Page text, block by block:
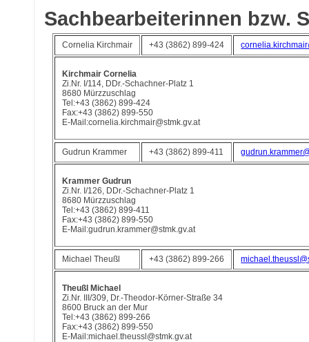
Sachbearbeiterinnen bzw.
Cornelia Kirchmair +43 (3862) 899-424
Kirchmair Cornelia
Zi.Nr. I/114, DDr.-Schachner-Platz 1
8680 Mürzzuschlag
Tel:+43 (3862) 899-424
Fax:+43 (3862) 899-550
E-Mail:cornelia.kirchmair@stmk.gv.at
Gudrun Krammer +43 (3862) 899-411
Krammer Gudrun
Zi.Nr. I/126, DDr.-Schachner-Platz 1
8680 Mürzzuschlag
Tel:+43 (3862) 899-411
Fax:+43 (3862) 899-550
E-Mail:gudrun.krammer@stmk.gv.at
Michael Theußl +43 (3862) 899-266
Theußl Michael
Zi.Nr. III/309, Dr.-Theodor-Körner-Straße 34
8600 Bruck an der Mur
Tel:+43 (3862) 899-266
Fax:+43 (3862) 899-550
E-Mail:michael.theussl@stmk.gv.at